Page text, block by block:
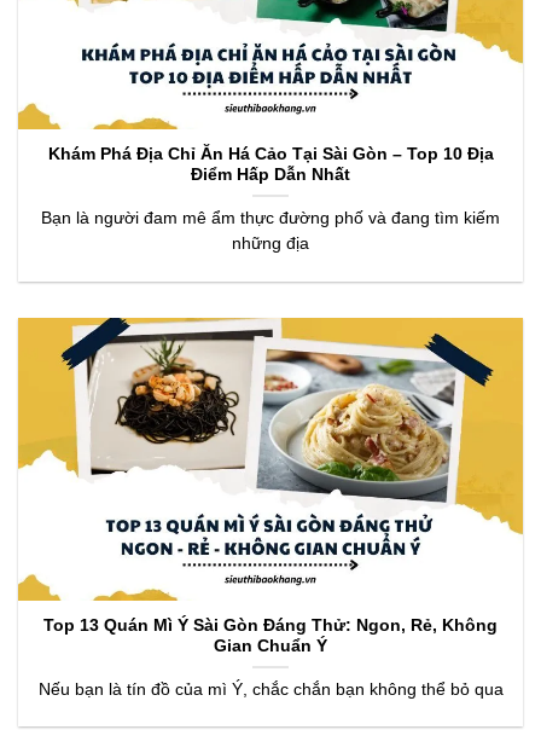
Khám Phá Địa Chỉ Ăn Há Cảo Tại Sài Gòn – Top 10 Địa
Điểm Hấp Dẫn Nhất
Bạn là người đam mê ẩm thực đường phố và đang tìm kiếm
những địa
Top 13 Quán Mì Ý Sài Gòn Đáng Thử: Ngon, Rẻ, Không
Gian Chuẩn Ý
Nếu bạn là tín đồ của mì Ý, chắc chắn bạn không thể bỏ qua